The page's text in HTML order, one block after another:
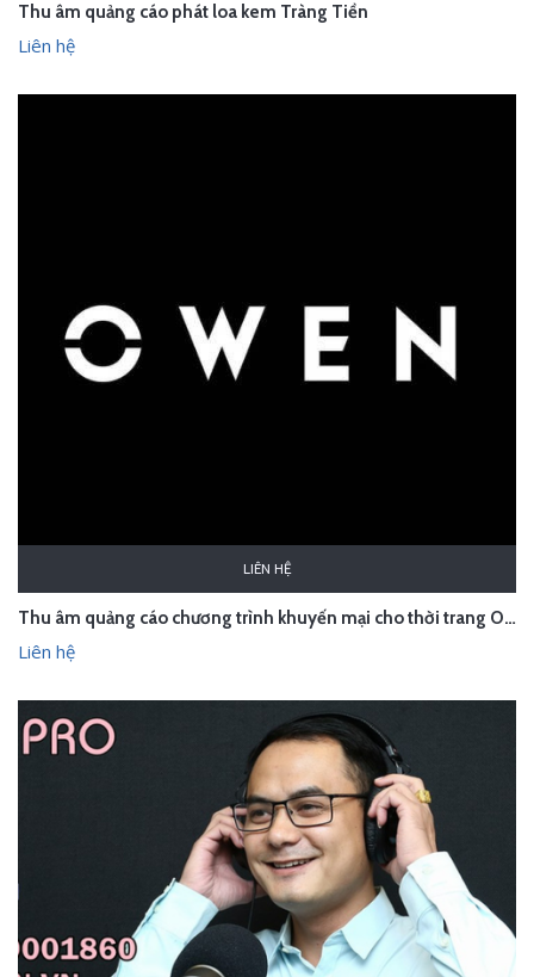
Thu âm quảng cáo phát loa kem Tràng Tiền
Liên hệ
LIÊN HỆ
Thu âm quảng cáo chương trình khuyến mại cho thời trang Owen
Liên hệ